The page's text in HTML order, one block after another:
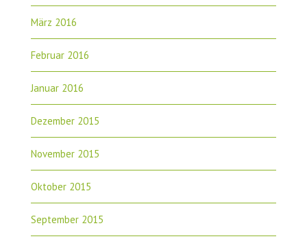
März 2016
Februar 2016
Januar 2016
Dezember 2015
November 2015
Oktober 2015
September 2015